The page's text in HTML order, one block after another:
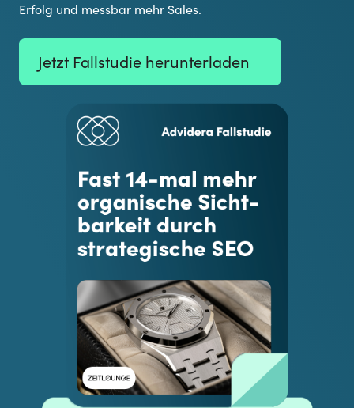
Erfolg und messbar mehr Sales.
Jetzt Fallstudie herunterladen